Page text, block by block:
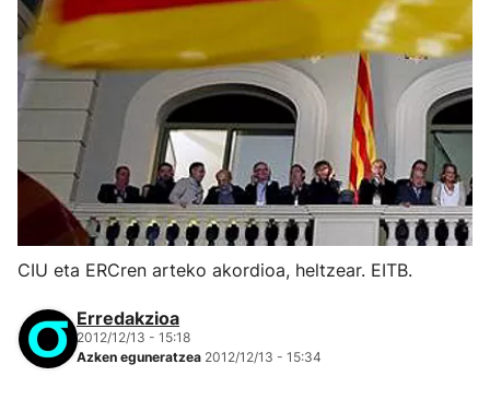
CIU eta ERCren arteko akordioa, heltzear. EITB.
Erredakzioa
2012/12/13 - 15:18
Azken eguneratzea 2012/12/13 - 15:34